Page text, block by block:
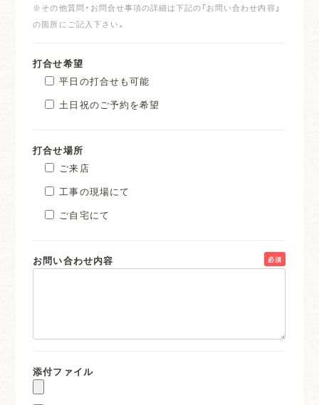
※その他質問・お問合せ事項の詳細は下記の「お問い合わせ内容」
の箇所にご記入下さい。
打合せ希望
平日の打合せも可能
土日祝のご予約を希望
打合せ場所
ご来店
工事の現場にて
ご自宅にて
お問い合わせ内容 必須
添付ファイル